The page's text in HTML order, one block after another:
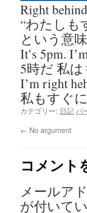
Right
“わたしも
という意
It’s 5pm.
5時だ 私
I’m right
私もすぐ
カテゴリー: 日記 パ
← No argument
コメント
メールア
が付いて